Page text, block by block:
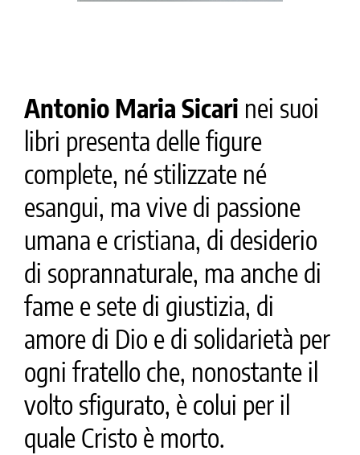
Antonio Maria Sicari nei suoi
libri presenta delle figure
complete, né stilizzate né
esangui, ma vive di passione
umana e cristiana, di desiderio
di soprannaturale, ma anche di
fame e sete di giustizia, di
amore di Dio e di solidarietà per
ogni fratello che, nonostante il
volto sfigurato, è colui per il
quale Cristo è morto.